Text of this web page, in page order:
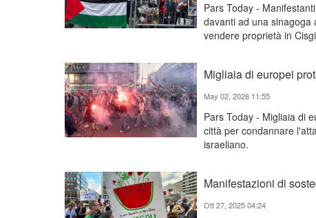
Pars Today -
davanti ad una sinagoga
vendere proprietà in
Migliaia di europei
May 02, 2026 11:55
Pars Today - Migliaia di
città per condannare
israeliano.
Manifestazioni di
Ott 27, 2025 04:24